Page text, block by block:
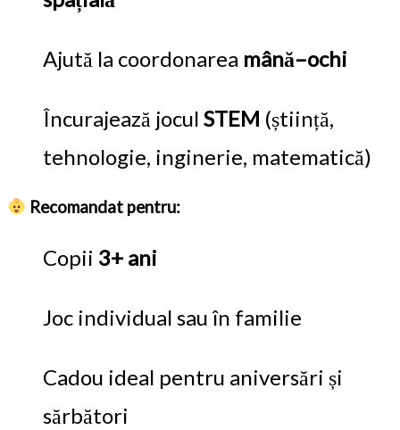
Ajută la coordonarea mână–ochi
Încurajează jocul STEM (știință,
tehnologie, inginerie, matematică)
Recomandat pentru:
Copii 3+ ani
Joc individual sau în familie
Cadou ideal pentru aniversări și
sărbători